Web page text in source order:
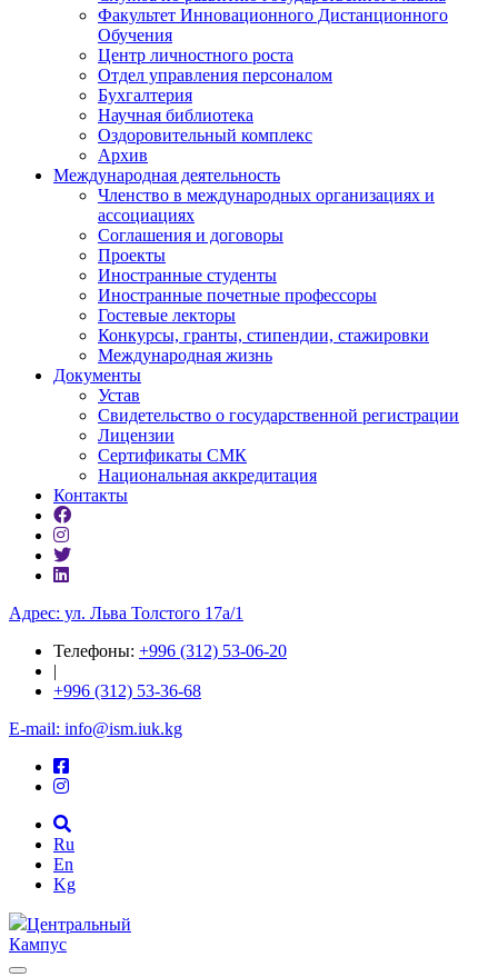
Факультет Инновационного Дистанционного
Обучения
Центр личностного роста
Отдел управления персоналом
Бухгалтерия
Научная библиотека
Оздоровительный комплекс
Архив
Международная деятельность
Членство в международных организациях и
ассоциациях
Соглашения и договоры
Проекты
Иностранные студенты
Иностранные почетные профессоры
Гостевые лекторы
Конкурсы, гранты, стипендии, стажировки
Международная жизнь
Документы
Устав
Свидетельство о государственной регистрации
Лицензии
Сертификаты СМК
Национальная аккредитация
Контакты
Адрес: ул. ​Льва Толстого 17а/1
Телефоны: +996 (312) 53-06-20
|
+996 (312) 53-36-68
E-mail: info@ism.iuk.kg
Ru
En
Kg
Центральный
Кампус